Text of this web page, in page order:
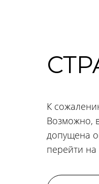
К
Возможно,
допущена
перейти на